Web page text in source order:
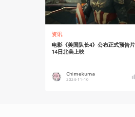
资讯
电影《美国队长4》公布正式预告
14日北美上映
Chimekuma
2024-11-10